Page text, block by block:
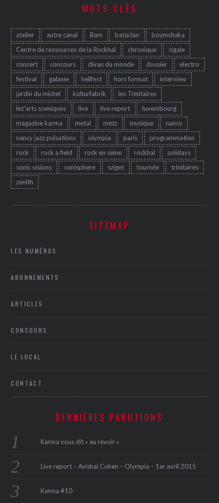
MOTS-CLÉS
atelier autre canal Bam bataclan
boumchaka
Centre de ressources de la Rockhal
chronique
cigale
concert
concours divan du monde dossier
electro
festival
galaxie hellfest hors format
interview
jardin du michel
kulturfabrik
les Trinitaires
lez'arts sceniques
live live report
luxembourg
magazine karma
metal metz musique
nancy
nancy jazz pulsations
olympia paris
programmation
rock
rock a field rock en seine rockhal
solidays
sonic visions
sonisphere sziget tournée
trinitaires
zenith
SITEMAP
LES NUMÉROS
ABONNEMENTS
ARTICLES
CONCOURS
LE LOCAL
CONTACT
DERNIÈRES PARUTIONS
Karma vous dit « au revoir »
Live report – Avishai Cohen – Olympia – 1er avril 2015
Karma #10